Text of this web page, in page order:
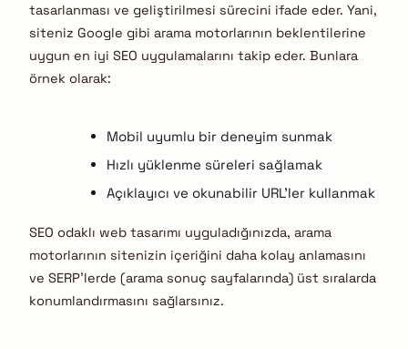
tasarlanması ve geliştirilmesi sürecini ifade eder. Yani,
siteniz Google gibi arama motorlarının beklentilerine
uygun en iyi SEO uygulamalarını takip eder. Bunlara
örnek olarak:
Mobil uyumlu bir deneyim sunmak
Hızlı yüklenme süreleri sağlamak
Açıklayıcı ve okunabilir URL’ler kullanmak
SEO odaklı web tasarımı uyguladığınızda, arama
motorlarının sitenizin içeriğini daha kolay anlamasını
ve SERP’lerde (arama sonuç sayfalarında) üst sıralarda
konumlandırmasını sağlarsınız.